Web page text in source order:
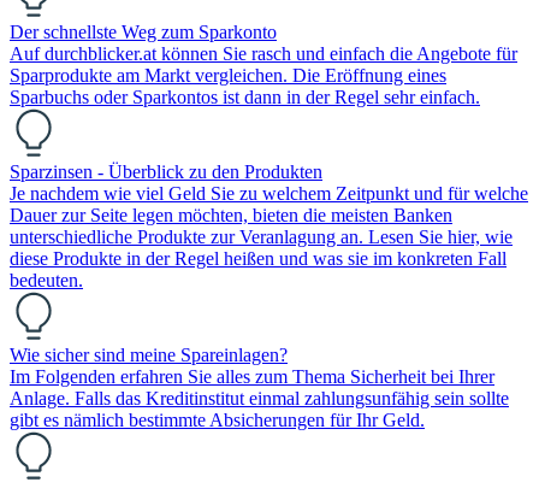
Der schnellste Weg zum Sparkonto
Auf durchblicker.at können Sie rasch und einfach die Angebote für
Sparprodukte am Markt vergleichen. Die Eröffnung eines
Sparbuchs oder Sparkontos ist dann in der Regel sehr einfach.
Sparzinsen - Überblick zu den Produkten
Je nachdem wie viel Geld Sie zu welchem Zeitpunkt und für welche
Dauer zur Seite legen möchten, bieten die meisten Banken
unterschiedliche Produkte zur Veranlagung an. Lesen Sie hier, wie
diese Produkte in der Regel heißen und was sie im konkreten Fall
bedeuten.
Wie sicher sind meine Spareinlagen?
Im Folgenden erfahren Sie alles zum Thema Sicherheit bei Ihrer
Anlage. Falls das Kreditinstitut einmal zahlungsunfähig sein sollte
gibt es nämlich bestimmte Absicherungen für Ihr Geld.